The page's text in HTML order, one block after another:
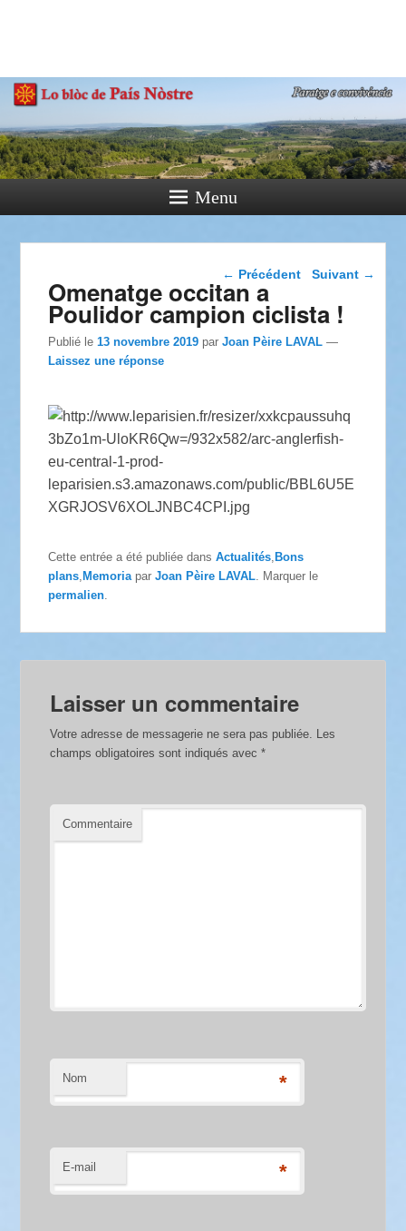
Paratge e Convivència
Menu
Navigation dans les
← Précédent Suivant →
Omenatge occitan a
Poulidor campion ciclista !
Publié le13 novembre 2019 parJoan Pèire LAVAL —
Laissez une réponse
Cette entrée a été publiée dansActualités Bons
plans Memoria parJoan Pèire LAVAL . Marquer le
permalien
Laisser un commentaire
Votre adresse de messagerie ne sera pas publiée.
Les
champs obligatoires sont indiqués avec*
Commentaire
Nom *
E-mail *